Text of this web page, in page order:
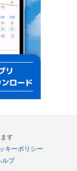
す
キーポリシー
ルプ